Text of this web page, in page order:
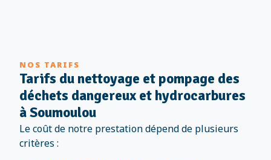
NOS TARIFS
Tarifs du nettoyage et pompage des
déchets dangereux et hydrocarbures
à Soumoulou
Le coût de notre prestation dépend de plusieurs
critères :